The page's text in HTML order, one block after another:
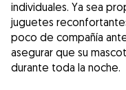
individuales. Ya sea
juguetes
poco de compañía
asegurar que su
durante toda la noche.